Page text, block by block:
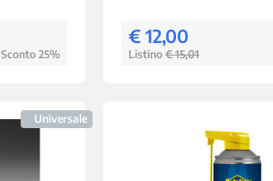
Sconto 25%
€ 12,00
Listino € 15,01
Universale